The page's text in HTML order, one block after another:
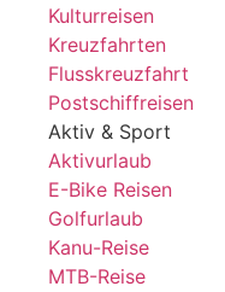
Kulturreisen
Kreuzfahrten
Flusskreuzfahrt
Postschiffreisen
Aktiv & Sport
Aktivurlaub
E-Bike Reisen
Golfurlaub
Kanu-Reise
MTB-Reise